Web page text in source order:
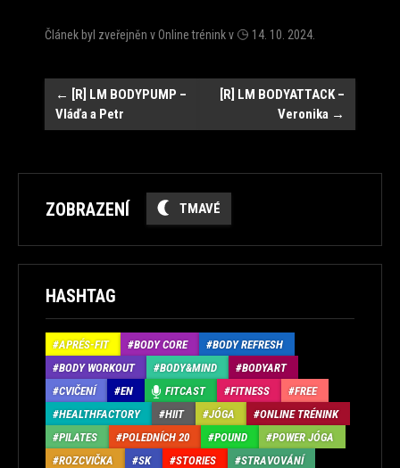
Článek byl zveřejněn vOnline tréninkv 14. 10. 2024
Navigace
← [R] LM BODYPUMP –
Vláďa a Petr
[R] LM BODYATTACK –
Veronika →
ZOBRAZENÍ TMAVÉ
HASHTAG
APRÉS-FIT BODY CORE
BODY REFRESH
BODY WORKOUT
BODY&MIND
BODYART
CVIČENÍ
EN FITCAST FITNESS
FREE
HEALTHFACTORY
HIIT JÓGA
ONLINE TRÉNINK
PILATES
POLEDNÍCH 20 POUND
POWER JÓGA
ROZCVIČKA
SK STORIES
STRAVOVÁNÍ